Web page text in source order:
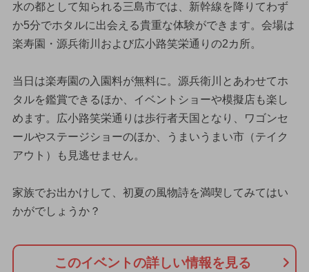
水の都として知られる三島市では、新幹線を降りてわず
か5分でホタルに出会える貴重な体験ができます。会場は
楽寿園・源兵衛川および広小路笑栄通りの2カ所。
当日は楽寿園の入園料が無料に。源兵衛川とあわせてホ
タルを鑑賞できるほか、イベントショーや模擬店も楽し
めます。広小路笑栄通りは歩行者天国となり、ワゴンセ
ールやステージショーのほか、うまいうまい市（テイク
アウト）も見逃せません。
家族でお出かけして、初夏の風物詩を満喫してみてはい
かがでしょうか？
このイベントの詳しい情報を見る